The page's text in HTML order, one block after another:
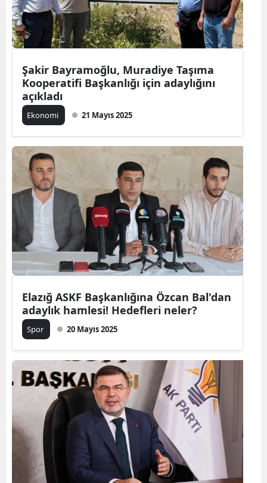
Şakir Bayramoğlu, Muradiye Taşıma
Kooperatifi Başkanlığı için adaylığını
açıkladı
Ekonomi 21 Mayıs 2025
Elazığ ASKF Başkanlığına Özcan Bal'dan
adaylık hamlesi! Hedefleri neler?
Spor 20 Mayıs 2025